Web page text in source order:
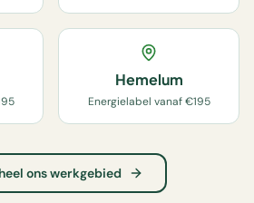
Hemelum
Energielabel vanaf €195
ons werkgebied